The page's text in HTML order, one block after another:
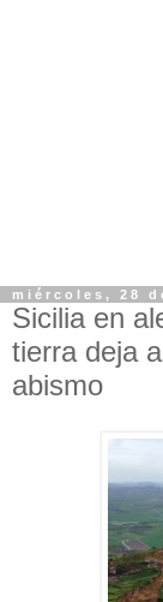
miércoles, 28
Sicilia en
tierra deja
abismo